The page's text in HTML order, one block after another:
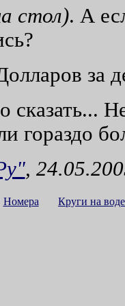
стол). А
за
сказать...
гораздо
,
Номера Круги на воде